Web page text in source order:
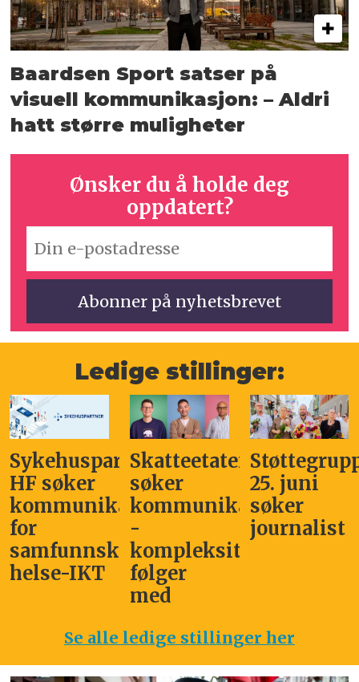
Baardsen Sport satser på
visuell kommunikasjon: – Aldri
hatt større muligheter
Ønsker du å holde deg
oppdatert?
Ledige stillinger:
Sykehuspartner
HF søker
kommunikasjonssjef
for
samfunnskritisk
helse-IKT
Skatteetaten
søker
kommunikasjonsleder
-
kompleksitet
følger
med
25. juni
søker
journalist
Se alle ledige stillinger her